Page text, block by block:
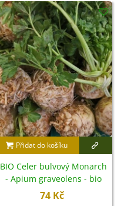
Přidat do košíku
BIO Celer bulvový Monarch
- Apium graveolens - bio
semena - 20 ks
74 Kč